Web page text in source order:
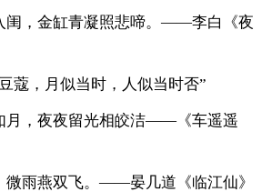
闺，金缸青凝照悲啼。——李白《夜
蔻，月似当时，人似当时否”
月，夜夜留光相皎洁——《车遥遥
微雨燕双飞。——晏几道《临江仙》